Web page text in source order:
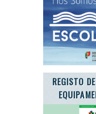
REGISTO DE ENTIDADES E
EQUIPAMENTOS DE EA
ADOTE A CARTA DA TERRA